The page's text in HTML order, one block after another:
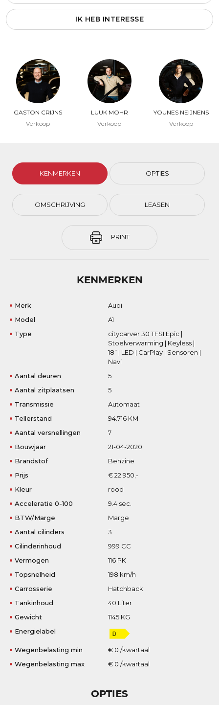
IK HEB INTERESSE
GASTON CRIJNS
Verkoop
LUUK MOHR
Verkoop
YOUNES NEIJNENS
Verkoop
KENMERKEN OPTIES
OMSCHRIJVING LEASEN
PRINT
KENMERKEN
Merk
Audi
Model
A1
Type
citycarver 30 TFSI Epic |
Stoelverwarming | Keyless |
18” | LED | CarPlay | Sensoren |
Navi
Aantal deuren
5
Aantal zitplaatsen
5
Transmissie
Automaat
Tellerstand
94.716 KM
Aantal versnellingen
7
Bouwjaar
21-04-2020
Brandstof
Benzine
Prijs
€ 22.950,-
Kleur
rood
Acceleratie 0-100
9.4 sec.
BTW/Marge
Marge
Aantal cilinders
3
Cilinderinhoud
999 CC
Vermogen
116 PK
Topsnelheid
198 km/h
Carrosserie
Hatchback
Tankinhoud
40 Liter
Gewicht
1145 KG
Energielabel
Wegenbelasting min
€ 0 /kwartaal
Wegenbelasting max
€ 0 /kwartaal
OPTIES